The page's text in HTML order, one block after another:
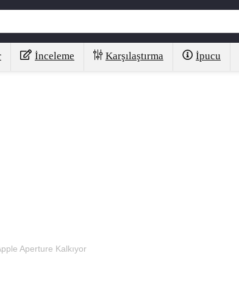
İnceleme Karşılaştırma İpucu
Aperture Kalkıyor